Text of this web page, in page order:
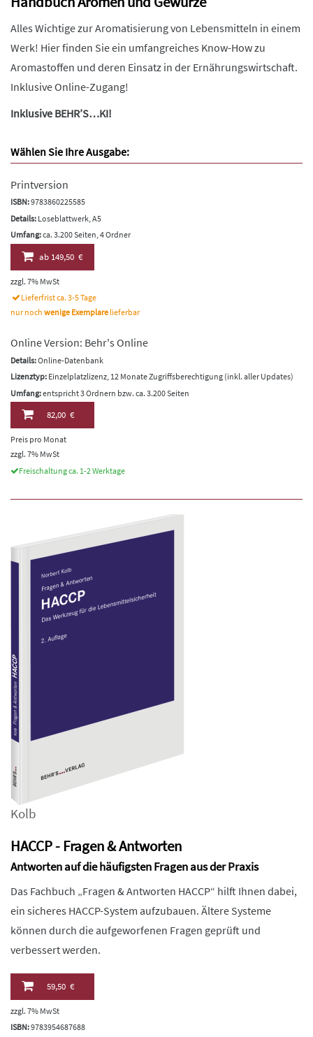
Alles Wichtige zur Aromatisierung von Lebensmitteln in einem
Werk! Hier finden Sie ein umfangreiches Know-How zu
Aromastoffen und deren Einsatz in der Ernährungswirtschaft.
Inklusive Online-Zugang!
Inklusive BEHR’S…KI!
Wählen Sie Ihre Ausgabe:
Printversion
ISBN:9783860225585
Details: Loseblattwerk, A5
Umfang:ca. 3.200 Seiten, 4 Ordner
ab149,50 €
zzgl. 7% MwSt
Lieferfrist ca. 3-5 Tage
nur noch wenige Exemplare lieferbar
Online Version: Behr's Online
Details:Online-Datenbank
Lizenztyp: Einzelplatzlizenz, 12 Monate Zugriffsberechtigung (inkl. aller Updates)
Umfang:entspricht 3 Ordnern bzw. ca. 3.200 Seiten
82,00 €
Preis pro Monat
zzgl. 7% MwSt
Freischaltung ca. 1-2 Werktage
Kolb
HACCP - Fragen & Antworten
Antworten auf die häufigsten Fragen aus der Praxis
Das Fachbuch „Fragen & Antworten HACCP“ hilft Ihnen dabei,
ein sicheres HACCP-System aufzubauen. Ältere Systeme
können durch die aufgeworfenen Fragen geprüft und
verbessert werden.
59,50 €
zzgl. 7% MwSt
ISBN:9783954687688